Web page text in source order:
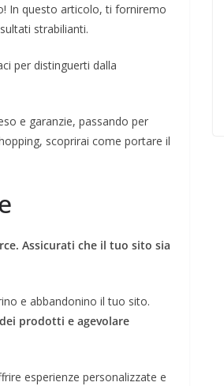
In questo articolo, ti forniremo
strabilianti.
per distinguerti dalla
e garanzie, passando per
scoprirai come portare il
Assicurati che il tuo sito sia
e abbandonino il tuo sito.
prodotti e agevolare
esperienze personalizzate e